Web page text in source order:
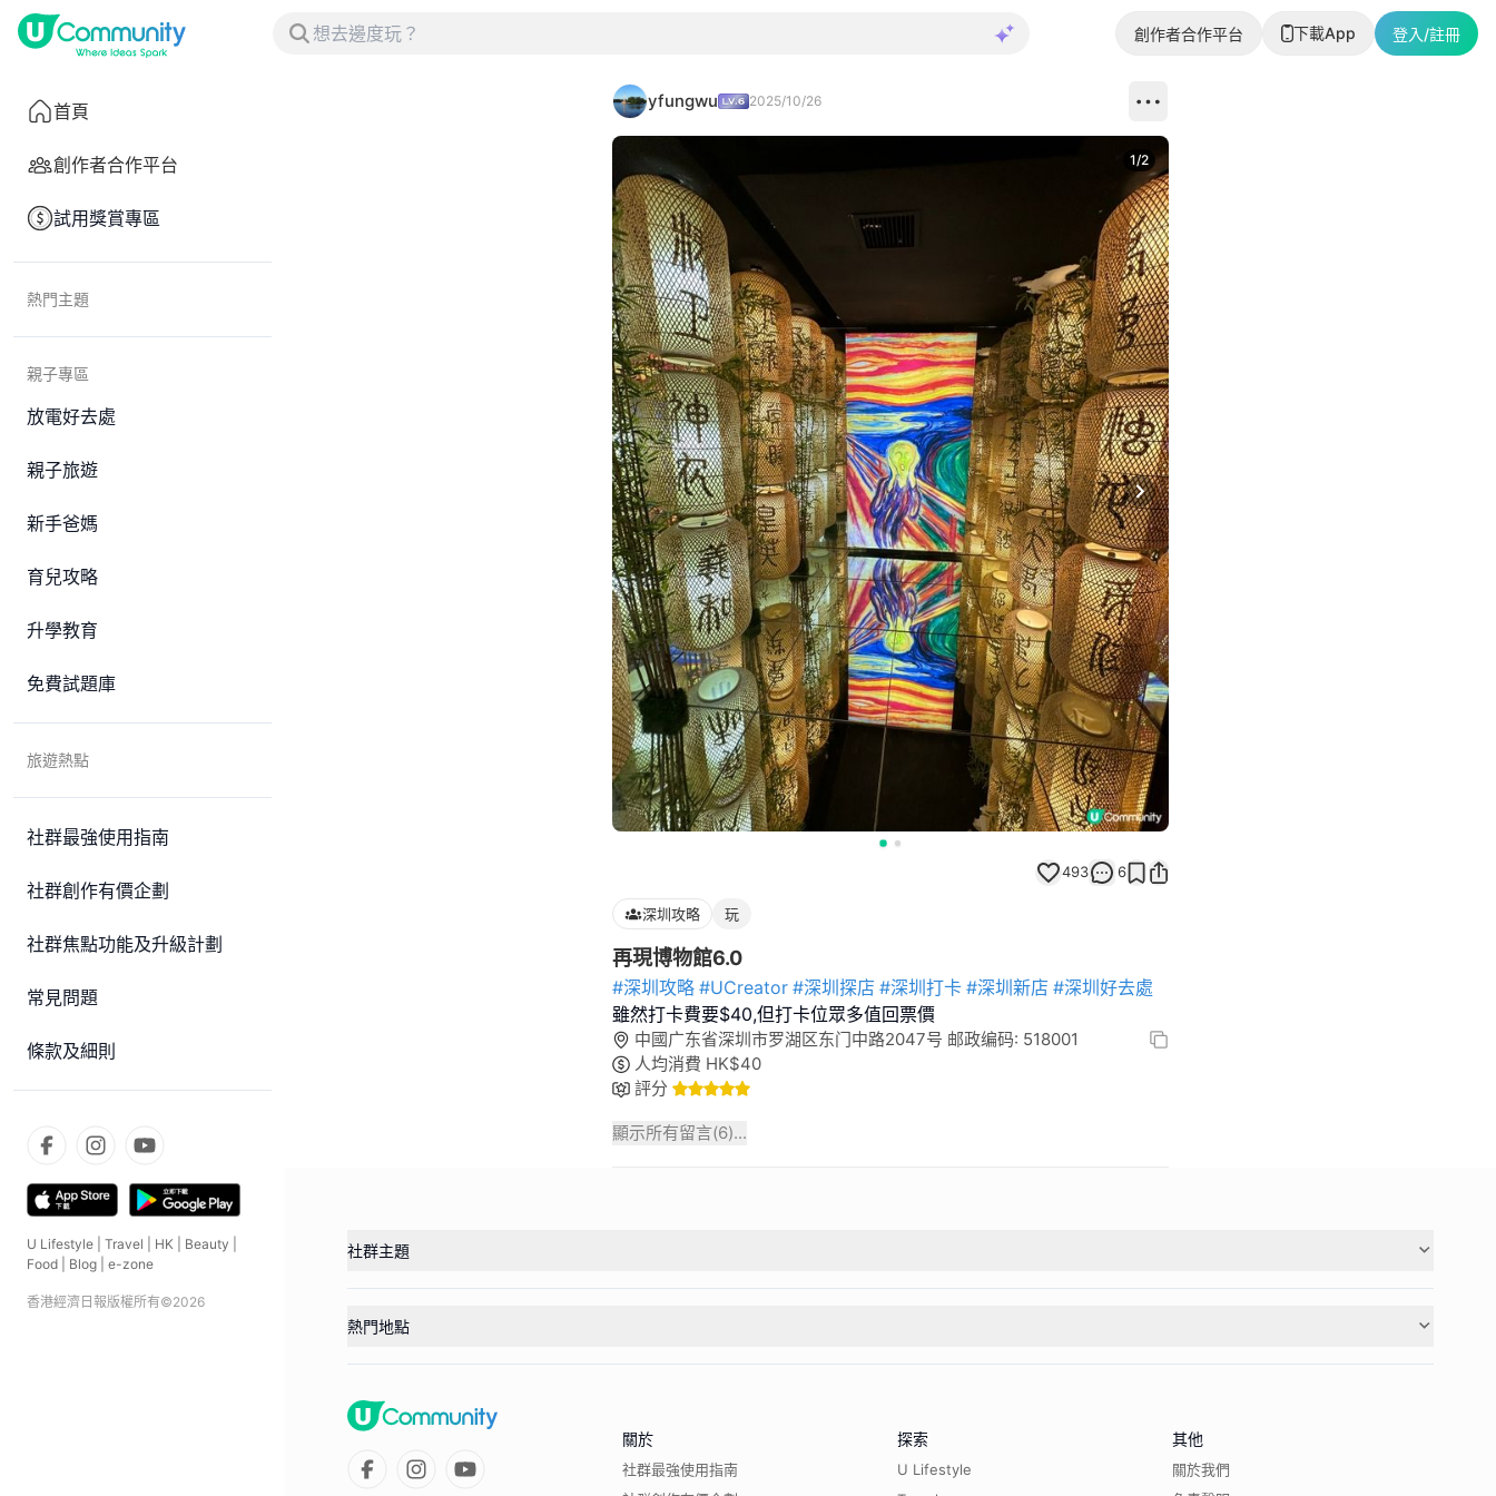
創作者合作平台 下載App 登入/註冊
首頁
創作者合作平台
試用獎賞專區
熱門主題
親子專區
放電好去處
親子旅遊
新手爸媽
育兒攻略
升學教育
免費試題庫
旅遊熱點
社群最強使用指南
社群創作有價企劃
社群焦點功能及升級計劃
常見問題
條款及細則
U Lifestyle Travel HK Beauty
Food
Blog e-zone
香港經濟日報版權所有©2026
yfungwu 2025/10/26
Next slide
1/2
493 6
深圳攻略 玩
再現博物館6.0
#深圳攻略 #UCreator #深圳探店 #深圳打卡 #深圳新店 #深圳好去處
雖然打卡費要$40,但打卡位眾多值回票價
中國广东省深圳市罗湖区东门中路2047号 邮政编码: 518001
人均消費 HK$40
評分
顯示所有留言(6)...
社群主題
熱門地點
關於
社群最強使用指南
探索
U Lifestyle
其他
關於我們